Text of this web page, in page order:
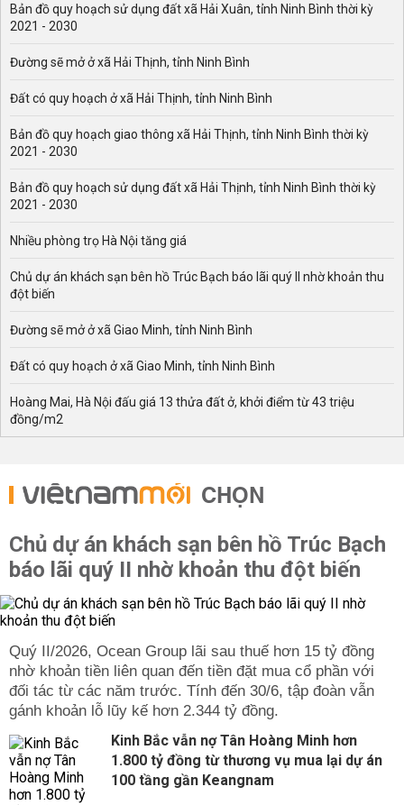
Bản đồ quy hoạch sử dụng đất xã Hải Xuân, tỉnh Ninh Bình thời kỳ
2021 - 2030
Đường sẽ mở ở xã Hải Thịnh, tỉnh Ninh Bình
Đất có quy hoạch ở xã Hải Thịnh, tỉnh Ninh Bình
Bản đồ quy hoạch giao thông xã Hải Thịnh, tỉnh Ninh Bình thời kỳ
2021 - 2030
Bản đồ quy hoạch sử dụng đất xã Hải Thịnh, tỉnh Ninh Bình thời kỳ
2021 - 2030
Nhiều phòng trọ Hà Nội tăng giá
Chủ dự án khách sạn bên hồ Trúc Bạch báo lãi quý II nhờ khoản thu
đột biến
Đường sẽ mở ở xã Giao Minh, tỉnh Ninh Bình
Đất có quy hoạch ở xã Giao Minh, tỉnh Ninh Bình
Hoàng Mai, Hà Nội đấu giá 13 thửa đất ở, khởi điểm từ 43 triệu
đồng/m2
CHỌN
Chủ dự án khách sạn bên hồ Trúc Bạch
báo lãi quý II nhờ khoản thu đột biến
Quý II/2026, Ocean Group lãi sau thuế hơn 15 tỷ đồng
nhờ khoản tiền liên quan đến tiền đặt mua cổ phần với
đối tác từ các năm trước. Tính đến 30/6, tập đoàn vẫn
gánh khoản lỗ lũy kế hơn 2.344 tỷ đồng.
Kinh Bắc vẫn nợ Tân Hoàng Minh hơn
1.800 tỷ đồng từ thương vụ mua lại dự án
100 tầng gần Keangnam